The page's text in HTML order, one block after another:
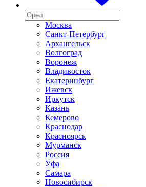
Москва
Санкт-Петербург
Архангельск
Волгоград
Воронеж
Владивосток
Екатеринбург
Ижевск
Иркутск
Казань
Кемерово
Краснодар
Красноярск
Мурманск
Россия
Уфа
Самара
Новосибирск